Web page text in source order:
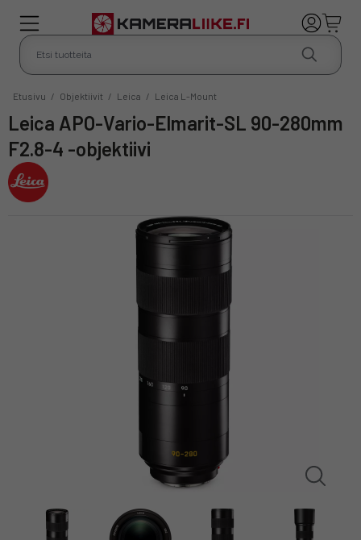
Etusivu / Objektiivit / Leica / Leica L-Mount
Leica APO-Vario-Elmarit-SL 90-280mm
F2.8-4 -objektiivi